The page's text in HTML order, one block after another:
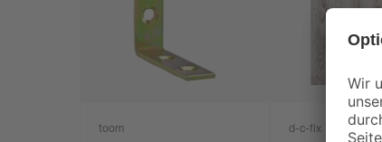
toom d-c-fix